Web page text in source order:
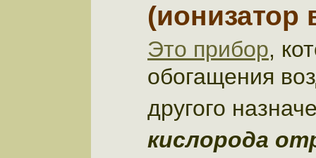
(ионизатор
Это прибор,
обогащения
другого
кислорода